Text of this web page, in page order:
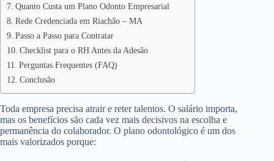
Quanto Custa um Plano Odonto Empresarial
Rede Credenciada em Riachão – MA
Passo a Passo para Contratar
Checklist para o RH Antes da Adesão
Perguntas Frequentes (FAQ)
Conclusão
Toda empresa precisa atrair e reter talentos. O salário importa,
mas os benefícios são cada vez mais decisivos na escolha e
permanência do colaborador. O plano odontológico é um dos
mais valorizados porque: